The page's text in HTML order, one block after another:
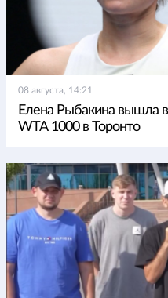
08 августа, 14:21
Елена Рыбакина вышла
WTA 1000 в Торонто